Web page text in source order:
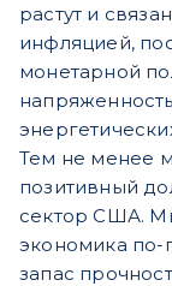
растут и
инфляцией,
монетарной
Тем не менее
позитивный
сектор США.
экономика по-
запас